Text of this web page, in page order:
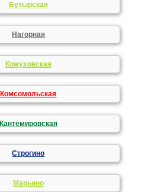
Бутырская
Нагорная
Кожуховская
Комсомольская
Кантемировская
Строгино
Марьино